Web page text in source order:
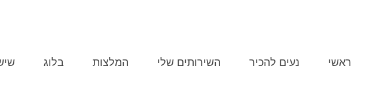
ראשי נעים להכיר השירותים שלי המלצות בלוג